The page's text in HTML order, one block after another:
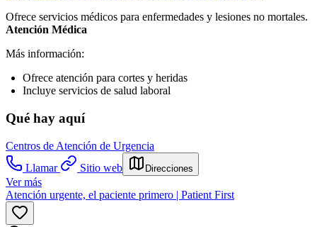
Ofrece servicios médicos para enfermedades y lesiones no mortales.
Atención Médica
Más información:
Ofrece atención para cortes y heridas
Incluye servicios de salud laboral
Qué hay aquí
Centros de Atención de Urgencia
Llamar
Sitio web Direcciones
Ver más
Atención urgente, el paciente primero | Patient First